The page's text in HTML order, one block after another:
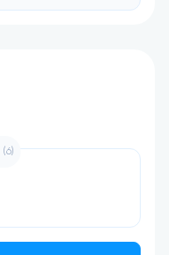
(6)